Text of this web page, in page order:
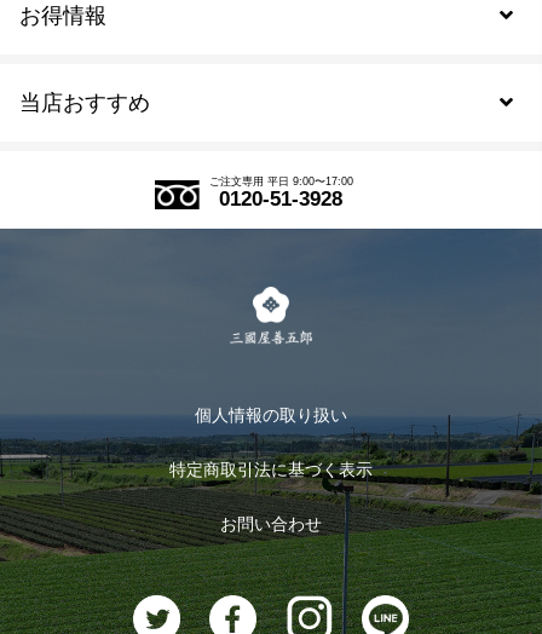
当店おすすめ
式部の香りシリーズ
お茶のギフト
おすすめのお茶
お茶に合うスイーツ
お得情報
会員規約について
ログイン
ログアウト
ご注文専用 平日 9:00〜17:00
0120-51-3928
個人情報の取り扱い
特定商取引法に基づく表示
お問い合わせ